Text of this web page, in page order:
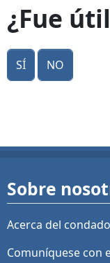
¿Fue
Sí No
Sobre
Acerca del
Comuníquese con